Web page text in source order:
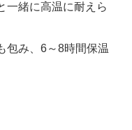
一緒に高温に耐えら
包み、6～8時間保温